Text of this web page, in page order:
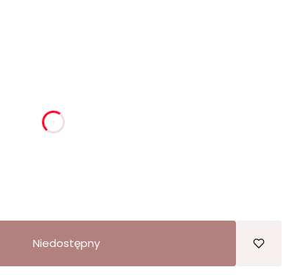
godziny
Niedostępny